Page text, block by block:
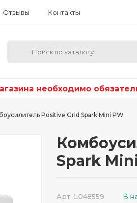
Отзывы Контакты
необходимо
Positive Grid Spark Mini PW
Spark
Арт. L048559 В